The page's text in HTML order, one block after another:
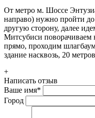
От метро м. Шоссе
направо) нужно пройти
другую сторону, далее
Митсубиси поворачиваем
прямо, проходим
здание насквозь, 20
+
Написать отзыв
Ваше имя*
Город